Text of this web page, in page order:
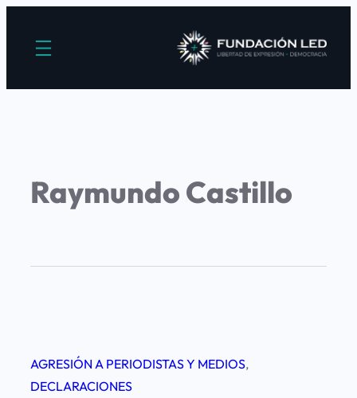
Raymundo Castillo
AGRESIÓN A PERIODISTAS Y MEDIOS
DECLARACIONES